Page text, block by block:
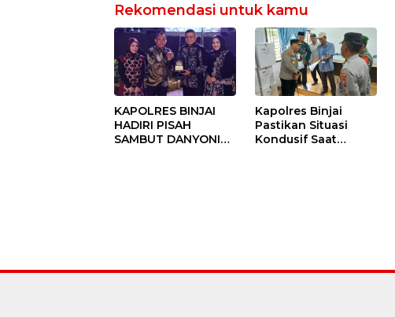
Rekomendasi untuk kamu
KAPOLRES BINJAI
HADIRI PISAH
SAMBUT DANYONIF
Kapolres Binjai
Pastikan Situasi
Kondusif Saat